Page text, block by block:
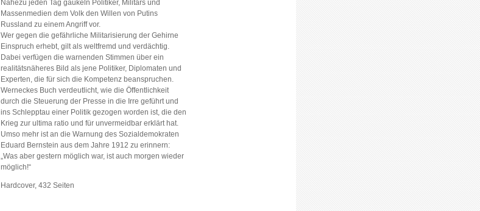
Nahezu jeden Tag gaukeln Politiker, Militärs und
Massenmedien dem Volk den Willen von Putins
Russland zu einem Angriff vor.
Wer gegen die gefährliche Militarisierung der Gehirne
Einspruch erhebt, gilt als weltfremd und verdächtig.
Dabei verfügen die warnenden Stimmen über ein
realitätsnäheres Bild als jene Politiker, Diplomaten und
Experten, die für sich die Kompetenz beanspruchen.
Werneckes Buch verdeutlicht, wie die Öffentlichkeit
durch die Steuerung der Presse in die Irre geführt und
ins Schlepptau einer Politik gezogen worden ist, die den
Krieg zur ultima ratio und für unvermeidbar erklärt hat.
Umso mehr ist an die Warnung des Sozialdemokraten
Eduard Bernstein aus dem Jahre 1912 zu erinnern:
„Was aber gestern möglich war, ist auch morgen wieder
möglich!“
Hardcover, 432 Seiten